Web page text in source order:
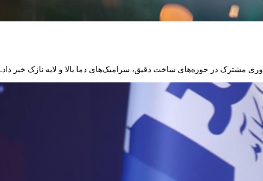
مشترک در حوزه‌های ساخت دقیق، سرامیک‌های دما بالا و لایه نازک خبر داد.